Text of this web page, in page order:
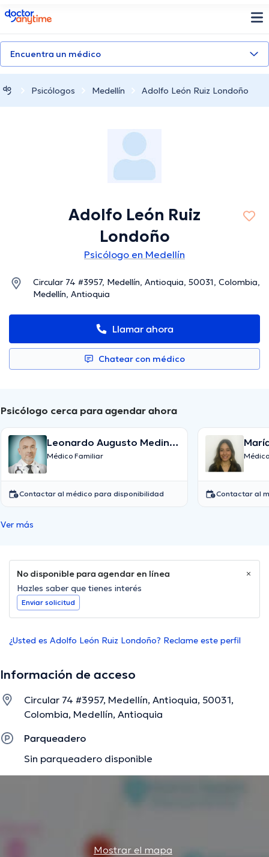
doctoranytime
Encuentra un médico
Psicólogos Medellín Adolfo León Ruiz Londoño
Adolfo León Ruiz
Londoño
Psicólogo en Medellín
Circular 74 #3957, Medellín, Antioquia, 50031, Colombia,
Medellín, Antioquia
Llamar ahora
Chatear con médico
Psicólogo cerca para agendar ahora
Leonardo Augusto Medina
Ospina
Médico Familiar
Contactar al médico para disponibilidad Contactar al
Ver más
No disponible para agendar en línea
Hazles saber que tienes interés
Enviar solicitud
¿Usted es Adolfo León Ruiz Londoño? Reclame este perfil
Información de acceso
Circular 74 #3957, Medellín, Antioquia, 50031,
Colombia, Medellín, Antioquia
Parqueadero
Sin parqueadero disponible
Mostrar el mapa